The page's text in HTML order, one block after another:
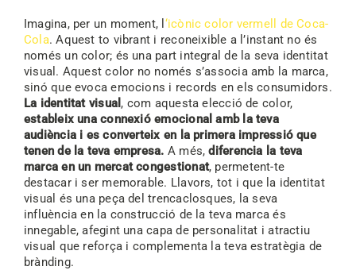
Imagina, per un moment, l ‘icònic color vermell de Coca-
Cola. Aquest to vibrant i reconeixible a l’instant no és
només un color; és una part integral de la seva identitat
visual. Aquest color no només s’associa amb la marca,
sinó que evoca emocions i records en els consumidors.
La identitat visual , com aquesta elecció de color,
estableix una connexió emocional amb la teva
audiència i es converteix en la primera impressió que
tenen de la teva empresa. A més,diferencia la teva
marca en un mercat congestionat, permetent-te
destacar i ser memorable. Llavors, tot i que la identitat
visual és una peça del trencaclosques, la seva
influència en la construcció de la teva marca és
innegable, afegint una capa de personalitat i atractiu
visual que reforça i complementa la teva estratègia de
brànding.